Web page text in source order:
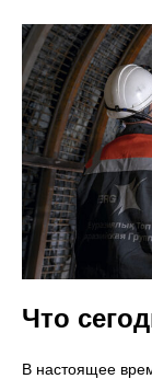
Что
В настоящее